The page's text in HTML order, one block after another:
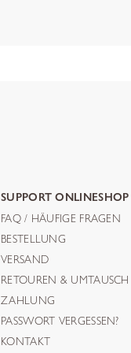
SUPPORT ONLINESHOP
FAQ / HÄUFIGE FRAGEN
BESTELLUNG
VERSAND
RETOUREN & UMTAUSCH
ZAHLUNG
PASSWORT VERGESSEN?
KONTAKT